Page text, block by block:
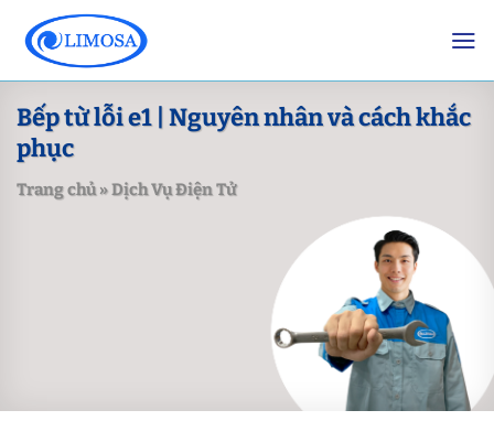
content
Bếp từ lỗi e1 | Nguyên nhân và cách khắc
phục
Trang chủ»Dịch Vụ Điện Tử